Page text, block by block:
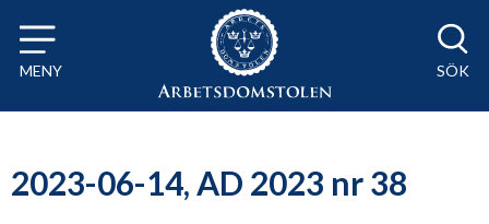
Till innehåll på sidan x
MENY SÖK
2023-06-14, AD 2023 nr 38